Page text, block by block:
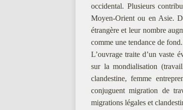
occidental. Plusieurs
Moyen-Orient ou en Asie.
étrangère et leur nombre
comme une tendance de fond.
L’ouvrage traite d’un vaste
sur la mondialisation
clandestine, femme
conjuguent migration de
migrations légales et